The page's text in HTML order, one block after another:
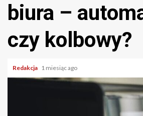
biura –
czy kolbowy?
Redakcja 1 miesiąc ago